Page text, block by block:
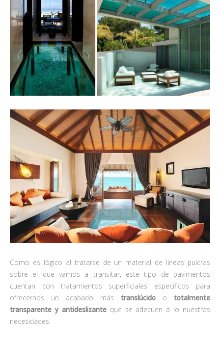
Como es lógico al tratarse de un material de líneas pulcras
sobre el que vamos a transitar, este tipo de pavimentos
cuentan con tratamientos superficiales específicos para
ofrecernos un acabado más translúcido o totalmente
transparente y antideslizanteque se adecúen a lo nuestras
necesidades.